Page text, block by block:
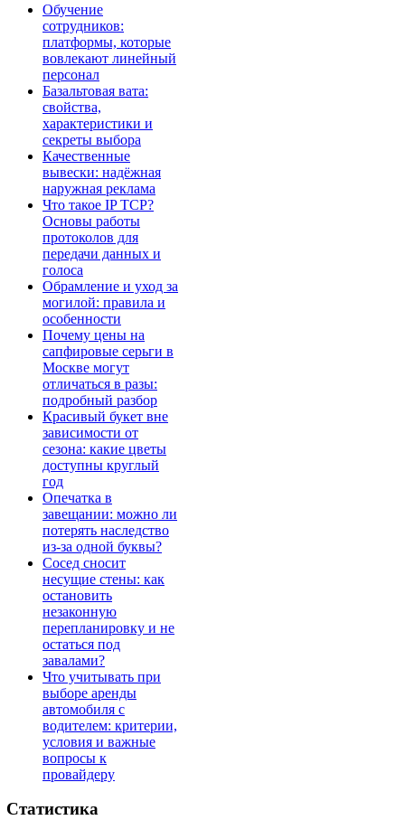
Обучение
сотрудников:
платформы, которые
вовлекают линейный
персонал
Базальтовая вата:
свойства,
характеристики и
секреты выбора
Качественные
вывески: надёжная
наружная реклама
Что такое IP TCP?
Основы работы
протоколов для
передачи данных и
голоса
Обрамление и уход за
могилой: правила и
особенности
Почему цены на
сапфировые серьги в
Москве могут
отличаться в разы:
подробный разбор
Красивый букет вне
зависимости от
сезона: какие цветы
доступны круглый
год
Опечатка в
завещании: можно ли
потерять наследство
из-за одной буквы?
Сосед сносит
несущие стены: как
остановить
незаконную
перепланировку и не
остаться под
завалами?
Что учитывать при
выборе аренды
автомобиля с
водителем: критерии,
условия и важные
вопросы к
провайдеру
Статистика